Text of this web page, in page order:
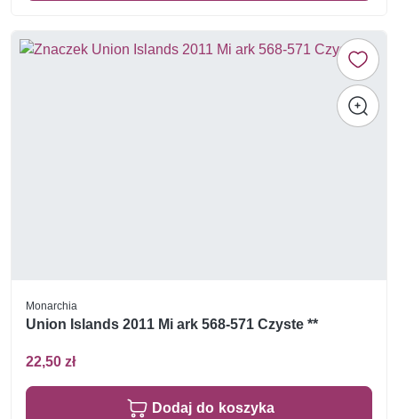
Monarchia
Union Islands 2011 Mi ark 568-571 Czyste **
22,50 zł
Dodaj do koszyka